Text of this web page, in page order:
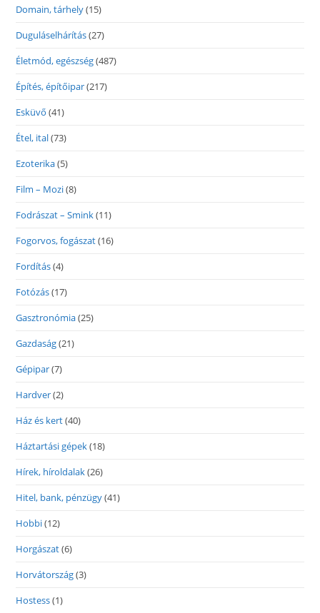
Domain, tárhely(15)
Duguláselhárítás(27)
Életmód, egészség(487)
Építés, építőipar(217)
Esküvő (41)
Étel, ital(73)
Ezoterika(5)
Film – Mozi(8)
Fodrászat – Smink(11)
Fogorvos, fogászat(16)
Fordítás(4)
Fotózás(17)
Gasztronómia(25)
Gazdaság(21)
Gépipar(7)
Hardver(2)
Ház és kert(40)
Háztartási gépek(18)
Hírek, híroldalak(26)
Hitel, bank, pénzügy(41)
Hobbi(12)
Horgászat(6)
Horvátország(3)
Hostess(1)